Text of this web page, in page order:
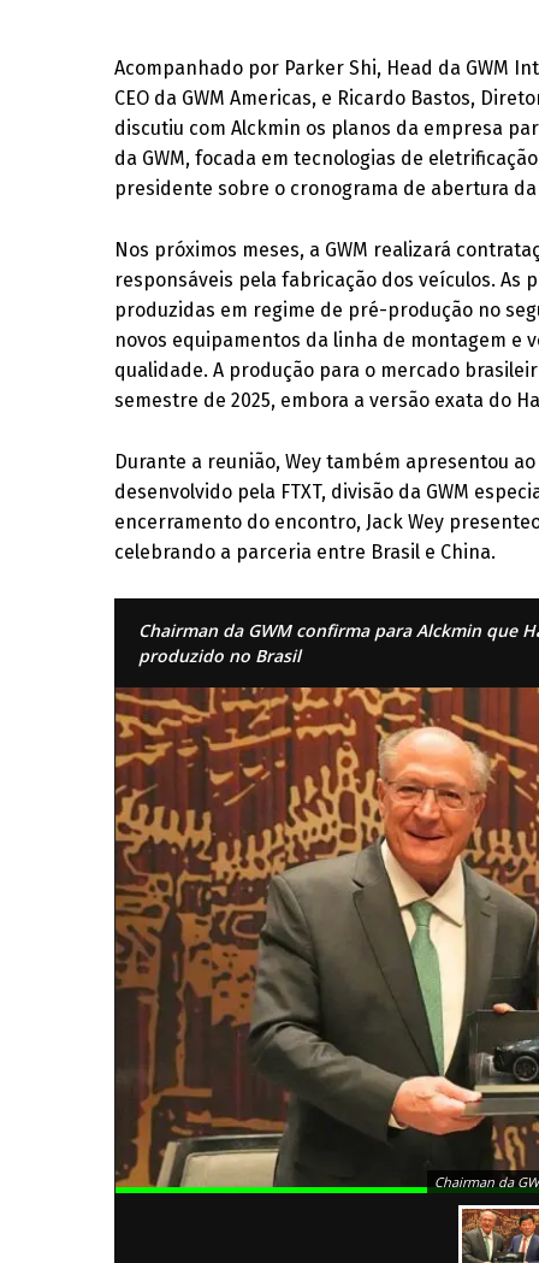
Acompanhado por Parker Shi, Head da GWM
CEO da GWM Americas, e Ricardo Bastos,
discutiu com Alckmin os planos da empresa
da GWM, focada em tecnologias de
presidente sobre o cronograma de abertura
Nos próximos meses, a GWM realizará
responsáveis pela fabricação dos veículos. As
produzidas em regime de pré-produção no
novos equipamentos da linha de montagem e
qualidade. A produção para o mercado
semestre de 2025, embora a versão exata do
Durante a reunião, Wey também apresentou
desenvolvido pela FTXT, divisão da GWM
encerramento do encontro, Jack Wey
celebrando a parceria entre Brasil e China.
Chairman da GWM confirma para Alckmin que
produzido no Brasil
Chairman da